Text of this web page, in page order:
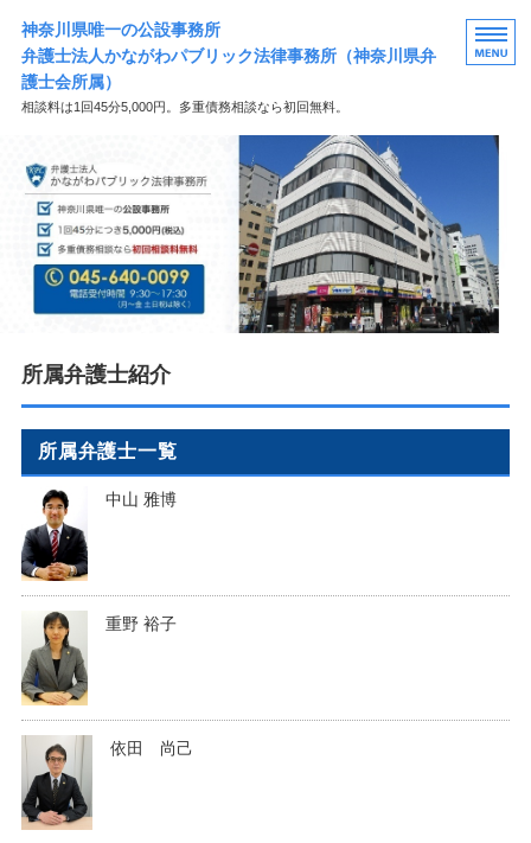
神奈川県唯一の公設事務所
弁護士法人かながわパブリック法律事務所（神奈川県弁
護士会所属）
相談料は1回45分5,000円。多重債務相談なら初回無料。
HOME
事務所概要
ご相談の流れ
所属弁護士等紹介
無料相談
所属弁護士紹介
所属弁護士一覧
中山 雅博
重野 裕子
依田 尚己